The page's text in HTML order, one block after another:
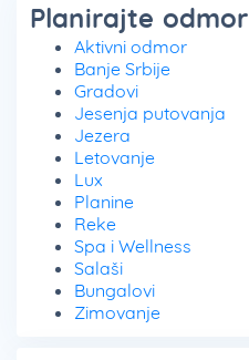
Planirajte odmor
Aktivni odmor
Banje Srbije
Gradovi
Jesenja putovanja
Jezera
Letovanje
Lux
Planine
Reke
Spa i Wellness
Salaši
Bungalovi
Zimovanje